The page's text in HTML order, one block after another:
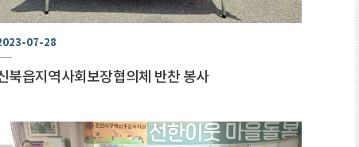
07-28
북읍지역사회보장협의체 반찬 봉사